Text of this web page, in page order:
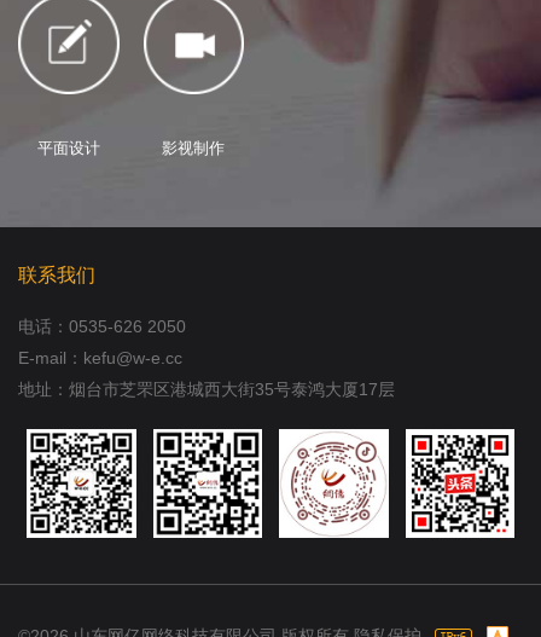
平面设计 影视制作
联系我们
电话： 0535-626 2050
E-mail：kefu@w-e.cc
地址：烟台市芝罘区港城西大街35号泰鸿大厦17层